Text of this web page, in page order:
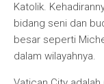
Katolik.
bidang seni dan
besar seperti
dalam wilayahnya.